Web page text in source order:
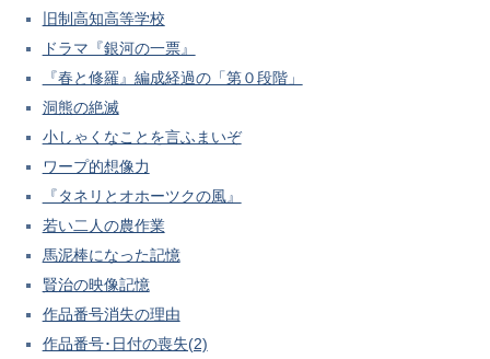
旧制高知高等学校
ドラマ『銀河の一票』
『春と修羅』編成経過の「第０段階」
洞熊の絶滅
小しゃくなことを言ふまいぞ
ワープ的想像力
『タネリとオホーツクの風』
若い二人の農作業
馬泥棒になった記憶
賢治の映像記憶
作品番号消失の理由
作品番号･日付の喪失(2)